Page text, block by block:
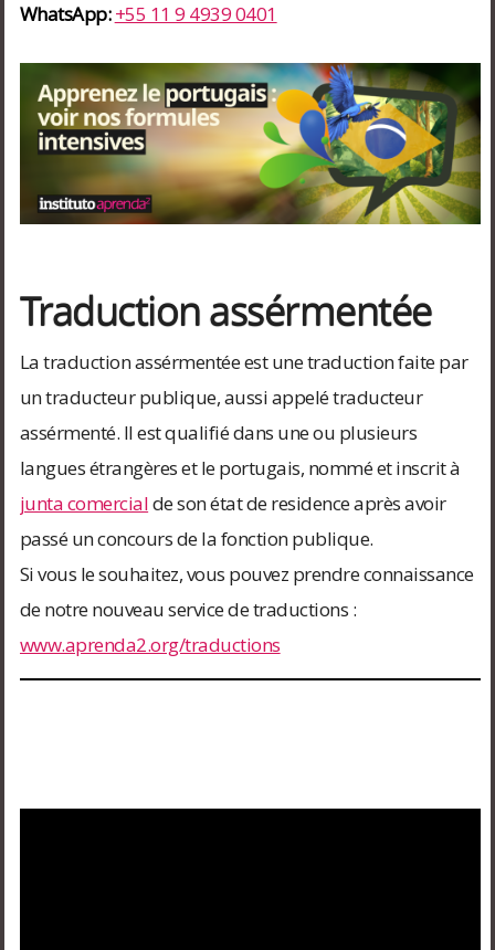
WhatsApp: +55 11 9 4939 0401
Traduction assérmentée
La traduction assérmentée est une traduction faite par
un traducteur publique, aussi appelé traducteur
assérmenté. Il est qualifié dans une ou plusieurs
langues étrangères et le portugais, nommé et inscrit à
junta comercialde son état de residence après avoir
passé un concours de la fonction publique.
Si vous le souhaitez, vous pouvez prendre connaissance
de notre nouveau service de traductions :
www.aprenda2.org/traductions